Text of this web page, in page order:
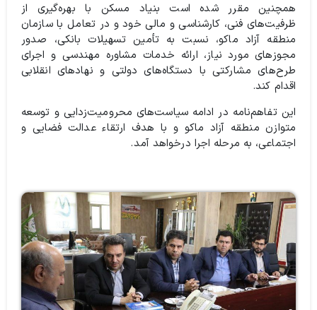
همچنین مقرر شده است بنیاد مسکن با بهره‌گیری از
ظرفیت‌های فنی، کارشناسی و مالی خود و در تعامل با سازمان
منطقه آزاد ماکو، نسبت به تأمین تسهیلات بانکی، صدور
مجوزهای مورد نیاز، ارائه خدمات مشاوره مهندسی و اجرای
طرح‌های مشارکتی با دستگاه‌های دولتی و نهادهای انقلابی
اقدام کند.
این تفاهم‌نامه در ادامه سیاست‌های محرومیت‌زدایی و توسعه
متوازن منطقه آزاد ماکو و با هدف ارتقاء عدالت فضایی و
اجتماعی، به مرحله اجرا درخواهد آمد.